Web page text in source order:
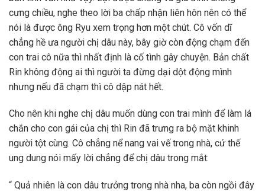
cưng chiều, nghe theo lời ba chấp nhận liên hôn nên có thể
nói là được ông Ryu xem trọng hơn một chút. Cô vốn dĩ
chẳng hề ưa người chị dâu này, bây giờ còn động chạm đến
con trai cô nữa thì nhất định là cố tình gây chuyện. Bản chất
Rin không động ai thì người ta đừng dại dột động mình
nhưng nếu đã chạm thì cô dập nát hết.
Cho nên khi nghe chị dâu muốn dùng con trai mình để làm lá
chắn cho con gái của chị thì Rin đã trưng ra bộ mặt khinh
người tột cùng. Cô chẳng nể nang vai vế trong nhà, cứ thế
ung dung nói mấy lời chẳng để chị dâu trong mắt:
“ Quả nhiên là con dâu trưởng trong nhà nha, ba còn ngồi đây